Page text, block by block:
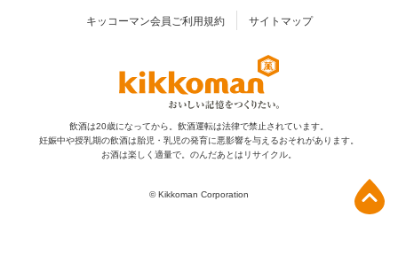
キッコーマン会員ご利用規約 サイトマップ
飲酒は20歳になってから。飲酒運転は法律で禁止されています。
妊娠中や授乳期の飲酒は胎児・乳児の発育に悪影響を与えるおそれがあります。
お酒は楽しく適量で。のんだあとはリサイクル。
© Kikkoman Corporation